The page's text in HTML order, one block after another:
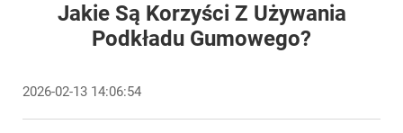
Jakie Są Korzyści Z Używania
Podkładu Gumowego?
2026-02-13 14:06:54